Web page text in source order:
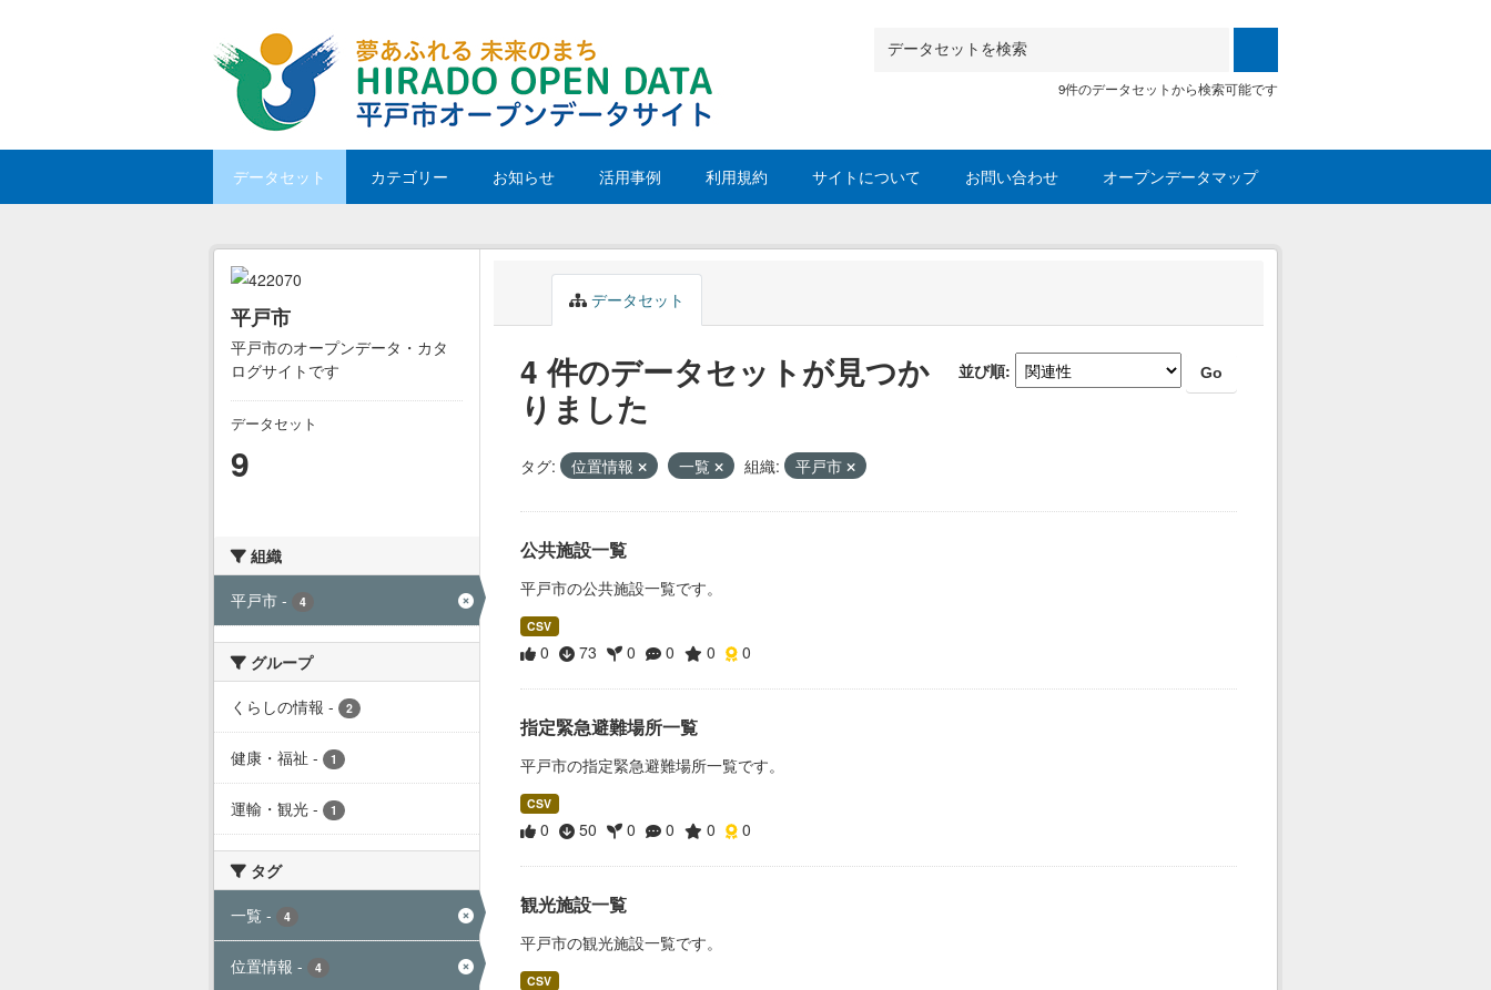
9件のデータセットから検索可能です
データセット カテゴリー お知らせ 活用事例 利用規約 サイトについて お問い合わせ オープンデータマップ
平戸市
平戸市のオープンデータ・カタ
ログサイトです
データセット
9
組織
平戸市 - 4
グループ
くらしの情報 - 2
健康・福祉 - 1
運輸・観光 - 1
タグ
一覧 - 4
位置情報 - 4
データセット
並び順 Go
4 件のデータセットが見つか
りました
タグ: 位置情報 一覧 組織: 平戸市
公共施設一覧
平戸市の公共施設一覧です。
CSV
0 73 0 0 0 0
指定緊急避難場所一覧
平戸市の指定緊急避難場所一覧です。
CSV
0 50 0 0 0 0
観光施設一覧
平戸市の観光施設一覧です。
CSV